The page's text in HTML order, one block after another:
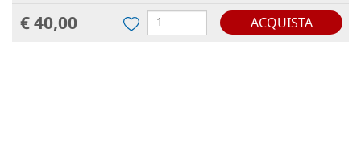
€ 40,00 ACQUISTA